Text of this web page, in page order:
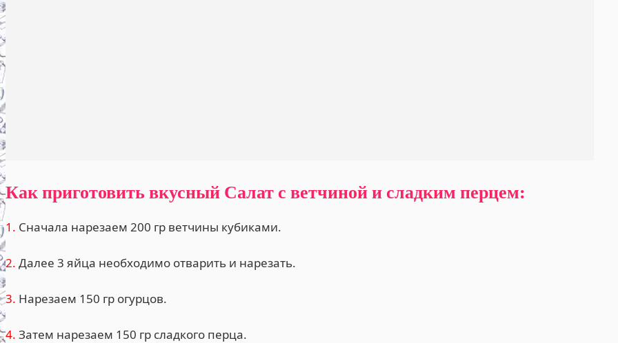
Как приготовить вкусный Салат с ветчиной и сладким перцем:
1. Сначала нарезаем 200 гр ветчины кубиками.
2. Далее 3 яйца необходимо отварить и нарезать.
3. Нарезаем 150 гр огурцов.
4. Затем нарезаем 150 гр сладкого перца.